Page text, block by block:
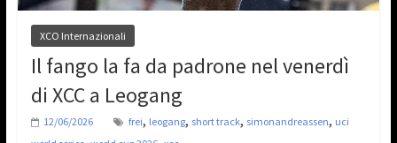
XCO Internazionali
Il fango la fa da padrone nel venerdì
di XCC a Leogang
12/06/2026 frei, leogang, short track, simonandreassen, uci